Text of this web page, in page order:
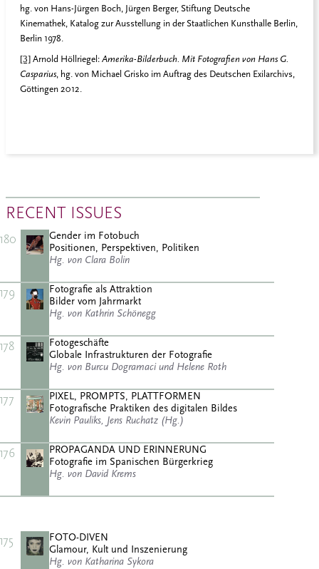
hg. von Hans-Jürgen Boch, Jürgen Berger, Stiftung Deutsche
Kinemathek, Katalog zur Ausstellung in der Staatlichen Kunsthalle Berlin,
Berlin 1978.
[3] Arnold Höllriegel: Amerika-Bilderbuch. Mit Fotografien von Hans G.
Casparius, hg. von Michael Grisko im Auftrag des Deutschen Exilarchivs,
Göttingen 2012.
RECENT ISSUES
180
Gender im Fotobuch
Positionen, Perspektiven, Politiken
Hg. von Clara Bolin
179
Fotografie als Attraktion
Bilder vom Jahrmarkt
Hg. von Kathrin Schönegg
178
Fotogeschäfte
Globale Infrastrukturen der Fotografie
Hg. von Burcu Dogramaci und Helene Roth
177
PIXEL, PROMPTS, PLATTFORMEN
Fotografische Praktiken des digitalen Bildes
Kevin Pauliks, Jens Ruchatz (Hg.)
176
PROPAGANDA UND ERINNERUNG
Fotografie im Spanischen Bürgerkrieg
Hg. von David Krems
175
FOTO-DIVEN
Glamour, Kult und Inszenierung
Hg. von Katharina Sykora